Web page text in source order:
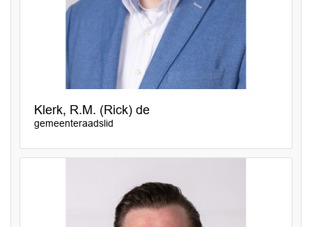
Klerk, R.M. (Rick) de
gemeenteraadslid